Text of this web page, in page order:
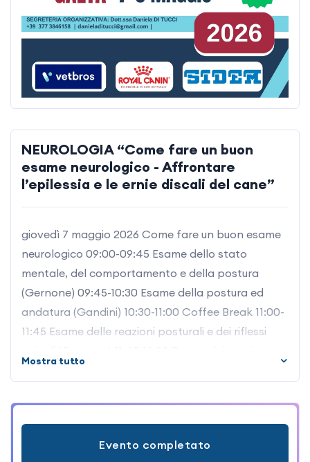
NEUROLOGIA “Come fare un buon
esame neurologico - Affrontare
l’epilessia e le ernie discali del cane”
giovedì 7 maggio 2026 Come fare un buon esame
neurologico 09:00-09:45 Esame dello stato
mentale, del comportamento e della postura
(Gernone) 09:45-10:30 Esame della postura ed
andatura (Gandini) 10:30-11:00 Coffee Break 11:00-
11:45 Esame delle reazioni posturali e dei riflessi
(Gernone) 14:45-15:30 La localizzazione
intracranica e le principali diagnosi differenziali
(Gandini) 15:30-16:00 Coffee Break 16:00-16:45 La
Mostra tutto
Evento completato